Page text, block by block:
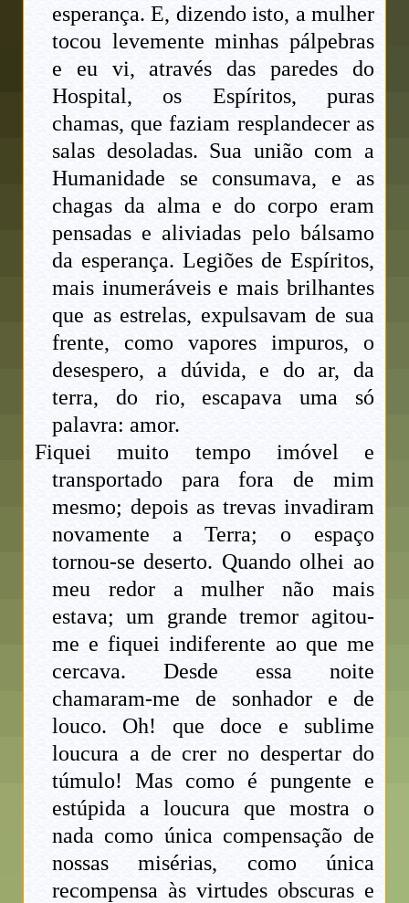
esperança. E, dizendo isto, a mulher
tocou levemente minhas pálpebras
e eu vi, através das paredes do
Hospital, os Espíritos, puras
chamas, que faziam resplandecer as
salas desoladas. Sua união com a
Humanidade se consumava, e as
chagas da alma e do corpo eram
pensadas e aliviadas pelo bálsamo
da esperança. Legiões de Espíritos,
mais inumeráveis e mais brilhantes
que as estrelas, expulsavam de sua
frente, como vapores impuros, o
desespero, a dúvida, e do ar, da
terra, do rio, escapava uma só
palavra: amor.
Fiquei muito tempo imóvel e
transportado para fora de mim
mesmo; depois as trevas invadiram
novamente a Terra; o espaço
tornou-se deserto. Quando olhei ao
meu redor a mulher não mais
estava; um grande tremor agitou-
me e fiquei indiferente ao que me
cercava. Desde essa noite
chamaram-me de sonhador e de
louco. Oh! que doce e sublime
loucura a de crer no despertar do
túmulo! Mas como é pungente e
estúpida a loucura que mostra o
nada como única compensação de
nossas misérias, como única
recompensa às virtudes obscuras e